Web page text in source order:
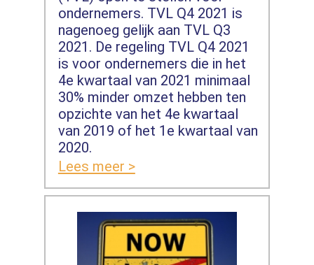
ondernemers. TVL Q4 2021 is
nagenoeg gelijk aan TVL Q3
2021. De regeling TVL Q4 2021
is voor ondernemers die in het
4e kwartaal van 2021 minimaal
30% minder omzet hebben ten
opzichte van het 4e kwartaal
van 2019 of het 1e kwartaal van
2020.
Lees meer >